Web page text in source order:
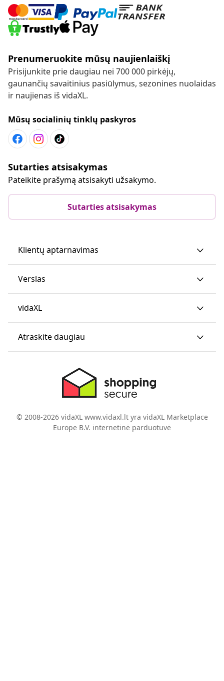
Prenumeruokite mūsų naujienlaiškį
Prisijunkite prie daugiau nei 700 000 pirkėjų,
gaunančių savaitinius pasiūlymus, sezonines nuolaidas
ir naujienas iš vidaXL.
Mūsų socialinių tinklų paskyros
Sutarties atsisakymas
Pateikite prašymą atsisakyti užsakymo.
Sutarties atsisakymas
Klientų aptarnavimas
Verslas
vidaXL
Atraskite daugiau
© 2008-2026 vidaXL www.vidaxl.lt yra vidaXL Marketplace
Europe B.V. internetinė parduotuvė